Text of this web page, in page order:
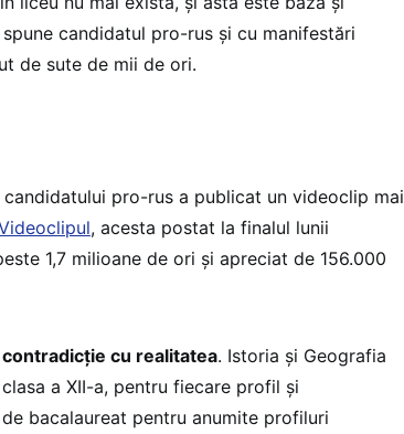
candidatul pro-rus și cu manifestări
de sute de mii de ori.
pro-rus a publicat un videoclip mai
, acesta postat la finalul lunii
1,7 milioane de ori și apreciat de 156.000
cu realitatea. Istoria și Geografia
a XII-a, pentru fiecare profil și
bacalaureat pentru anumite profiluri